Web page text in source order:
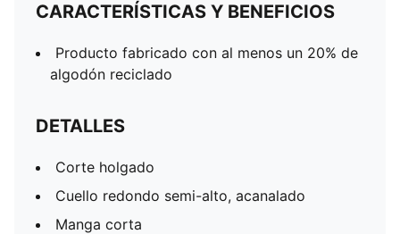
CARACTERÍSTICAS Y BENEFICIOS
Producto fabricado con al menos un 20% de
algodón reciclado
DETALLES
Corte holgado
Cuello redondo semi-alto, acanalado
Manga corta